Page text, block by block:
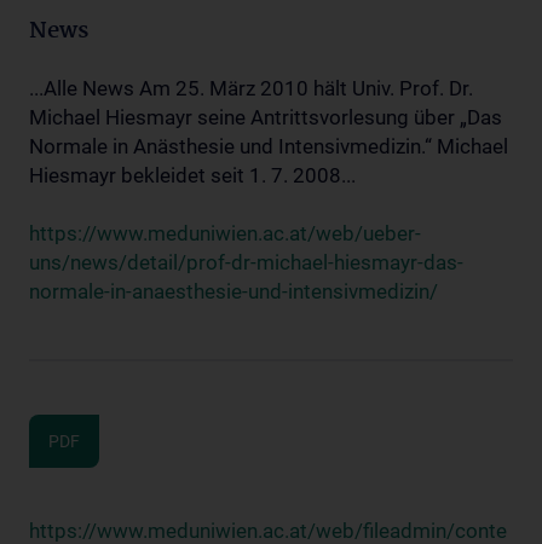
News
...Alle News Am 25. März 2010 hält Univ. Prof. Dr.
Michael Hiesmayr seine Antrittsvorlesung über „Das
Normale in Anästhesie und Intensivmedizin.“ Michael
Hiesmayr bekleidet seit 1. 7. 2008...
https://www.meduniwien.ac.at/web/ueber-
uns/news/detail/prof-dr-michael-hiesmayr-das-
normale-in-anaesthesie-und-intensivmedizin/
PDF
https://www.meduniwien.ac.at/web/fileadmin/conte